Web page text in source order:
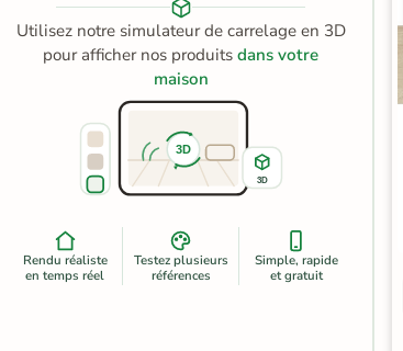
Utilisez notre simulateur de carrelage en 3D
pour afficher nos produitsdans votre
maison
3D
3D
Rendu réaliste
en temps réel
Testez plusieurs
références
Simple, rapide
et gratuit